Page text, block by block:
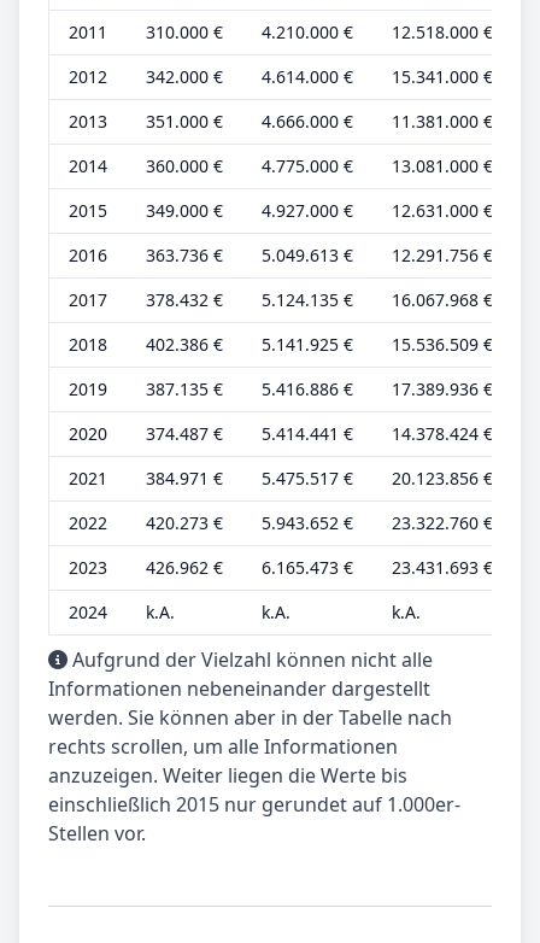
2011
310.000 € 4.210.000 € 12.518.000 €
2012
342.000 € 4.614.000 € 15.341.000 €
2013
351.000 € 4.666.000 € 11.381.000 €
2014
360.000 € 4.775.000 € 13.081.000 €
2015
349.000 € 4.927.000 € 12.631.000 €
2016
363.736 € 5.049.613 € 12.291.756 €
2017
378.432 € 5.124.135 € 16.067.968 €
2018
402.386 € 5.141.925 € 15.536.509 €
2019
387.135 € 5.416.886 € 17.389.936 €
2020
374.487 € 5.414.441 € 14.378.424 €
2021
384.971 € 5.475.517 € 20.123.856 €
2022
420.273 € 5.943.652 € 23.322.760 €
2023
426.962 € 6.165.473 € 23.431.693 €
2024
k.A. k.A. k.A.
Aufgrund der Vielzahl können nicht alle
Informationen nebeneinander dargestellt
werden. Sie können aber in der Tabelle nach
rechts scrollen, um alle Informationen
anzuzeigen. Weiter liegen die Werte bis
einschließlich 2015 nur gerundet auf 1.000er-
Stellen vor.